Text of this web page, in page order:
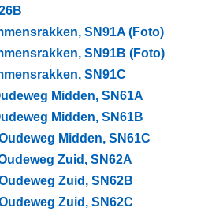
SN91A (Foto)
SN91B (Foto)
SN91C
Midden, SN61A
Midden, SN61B
Midden, SN61C
Zuid, SN62A
Zuid, SN62B
Zuid, SN62C